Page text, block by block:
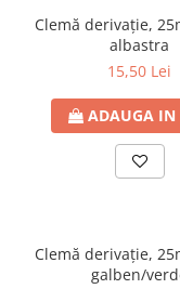
Clemă derivaţie,
albastra
15,50 Lei
ADAUGA IN
Clemă derivaţie,
galben/